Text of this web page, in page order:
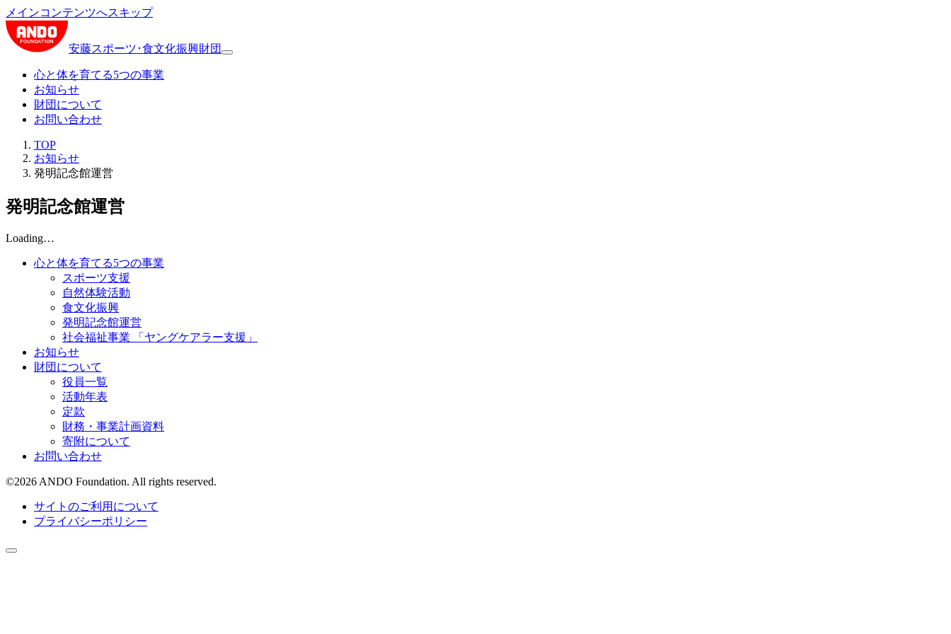
メインコンテンツへスキップ
安藤スポーツ･食文化振興財団
心と体を育てる5つの事業
お知らせ
財団について
お問い合わせ
TOP
お知らせ
発明記念館運営
発明記念館運営
Loading…
心と体を育てる5つの事業
スポーツ支援
自然体験活動
食文化振興
発明記念館運営
社会福祉事業 「ヤングケアラー支援」
お知らせ
財団について
役員一覧
活動年表
定款
財務・事業計画資料
寄附について
お問い合わせ
©2026 ANDO Foundation. All rights reserved.
サイトのご利用について
プライバシーポリシー